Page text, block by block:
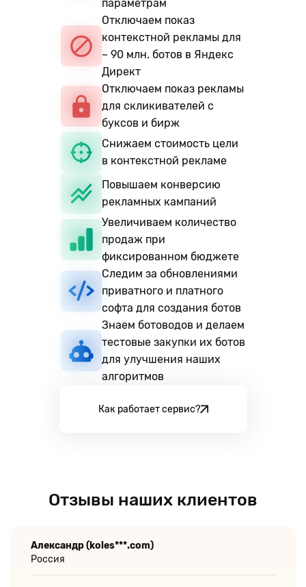
параметрам
Отключаем показ
контекстной рекламы для
~ 90 млн. ботов в Яндекс
Директ
Отключаем показ рекламы
для скликивателей с
буксов и бирж
Снижаем стоимость цели
в контекстной рекламе
Повышаем конверсию
рекламных кампаний
Увеличиваем количество
продаж при
фиксированном бюджете
Следим за обновлениями
приватного и платного
софта для создания ботов
Знаем ботоводов и делаем
тестовые закупки их ботов
для улучшения наших
алгоритмов
Как работает сервис?
Отзывы наших клиентов
Александр (koles***.com)
Россия